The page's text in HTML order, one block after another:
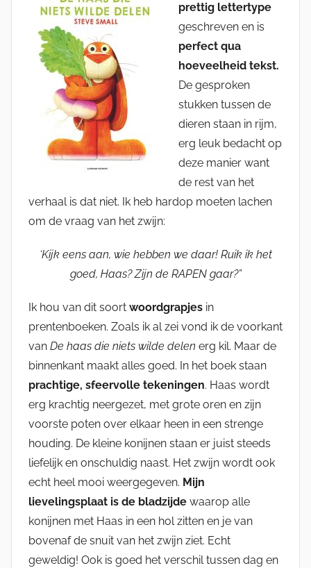
prettig lettertype
geschreven en is
perfect qua
hoeveelheid tekst.
De gesproken
stukken tussen de
dieren staan in rijm,
erg leuk bedacht op
deze manier want
de rest van het
verhaal is dat niet. Ik heb hardop moeten lachen
om de vraag van het zwijn:
‘Kijk eens aan, wie hebben we daar! Ruik ik het
goed, Haas? Zijn de RAPEN gaar?”
Ik hou van dit soort woordgrapjes in
prentenboeken. Zoals ik al zei vond ik de voorkant
van De haas die niets wilde delen erg kil. Maar de
binnenkant maakt alles goed. In het boek staan
prachtige, sfeervolle tekeningen. Haas wordt
erg krachtig neergezet, met grote oren en zijn
voorste poten over elkaar heen in een strenge
houding. De kleine konijnen staan er juist steeds
liefelijk en onschuldig naast. Het zwijn wordt ook
echt heel mooi weergegeven. Mijn
lievelingsplaat is de bladzijde waarop alle
konijnen met Haas in een hol zitten en je van
bovenaf de snuit van het zwijn ziet. Echt
geweldig! Ook is goed het verschil tussen dag en